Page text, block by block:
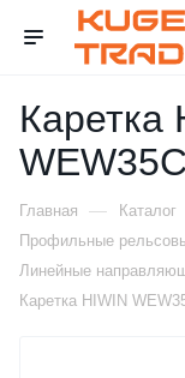
Каретка
Главная — Каталог
Профильные
Линейные
Каретка HIWIN